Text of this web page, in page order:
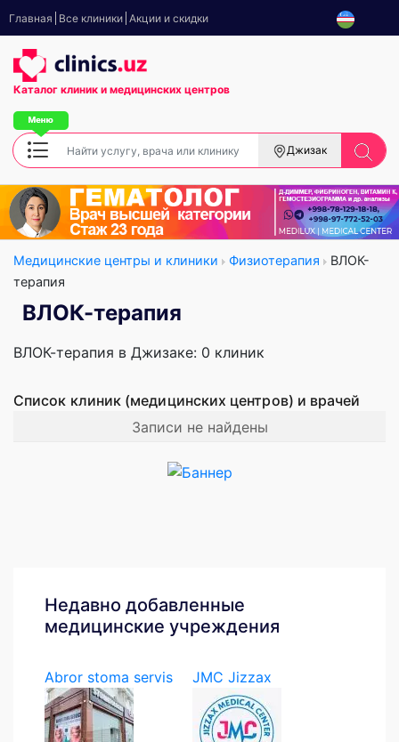
Главная Все клиники Акции и скидки
Каталог клиник и медицинских центров
Джизак
Медицинские центры и клиники Физиотерапия
ВЛОК-
терапия
ВЛОК-терапия
ВЛОК-терапия в Джизаке: 0 клиник
Список клиник (медицинских центров) и врачей
Записи не найдены
Недавно добавленные
медицинские учреждения
Abror stoma servis
JMC Jizzax
Medical...